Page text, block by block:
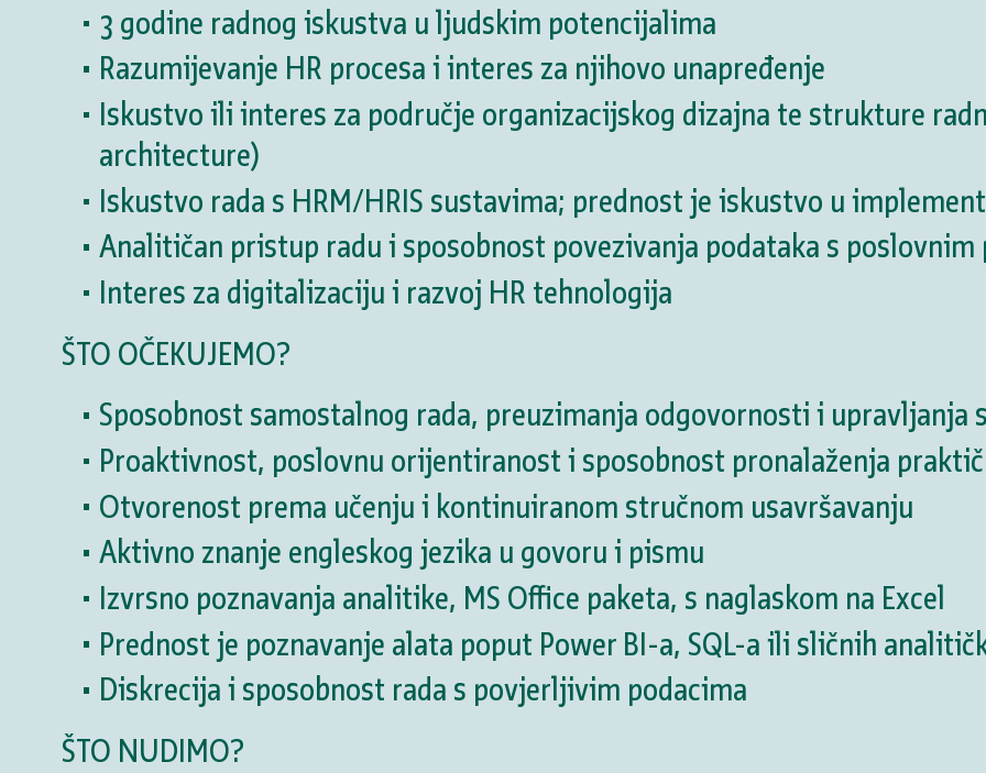
3 godine radnog iskustva u ljudskim potencijalima
Razumijevanje HR procesa i interes za njihovo unapređenje
Iskustvo ili interes za područje organizacijskog dizajna te strukture
architecture)
Iskustvo rada s HRM/HRIS sustavima; prednost je iskustvo u
Analitičan pristup radu i sposobnost povezivanja podataka s poslovnim
Interes za digitalizaciju i razvoj HR tehnologija
ŠTO OČEKUJEMO?
Sposobnost samostalnog rada, preuzimanja odgovornosti i upravljanja
Proaktivnost, poslovnu orijentiranost i sposobnost pronalaženja
Otvorenost prema učenju i kontinuiranom stručnom usavršavanju
Aktivno znanje engleskog jezika u govoru i pismu
Izvrsno poznavanja analitike, MS Office paketa, s naglaskom na Excel
Prednost je poznavanje alata poput Power BI-a, SQL-a ili sličnih
Diskrecija i sposobnost rada s povjerljivim podacima
ŠTO NUDIMO?